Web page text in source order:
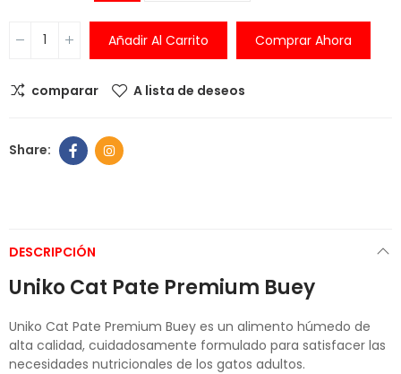
Añadir Al Carrito Comprar Ahora
comparar A lista de deseos
DESCRIPCIÓN
Uniko Cat Pate Premium Buey
Uniko Cat Pate Premium Buey es un alimento húmedo de
alta calidad, cuidadosamente formulado para satisfacer las
necesidades nutricionales de los gatos adultos.